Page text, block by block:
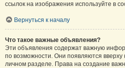
ссылок на изображения используйте в
Вернуться к началу
Что такое важные объявления?
Эти объявления содержат важную
по возможности. Они появляются
личном разделе. Права на создание